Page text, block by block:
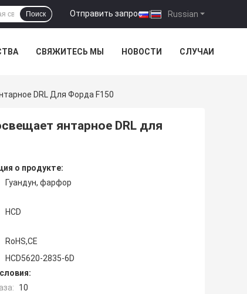
Russian
Отправить запрос |
Поиск
СВЯЖИТЕСЬ МЫ НОВОСТИ СЛУЧАИ
DRL Для Форда F150
янтарное DRL для
о продукте:
Гуандун, фарфор
HCD
RoHS,CE
HCD5620-2835-6D
10